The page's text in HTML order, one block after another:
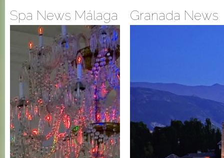
Mapa Wellness Hoteles Lista Wellness Hotels